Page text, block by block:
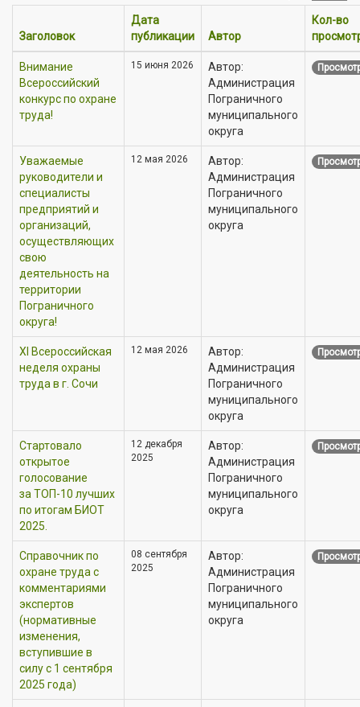
Заголовок
Дата
публикации
Автор
Кол-во
Внимание
Всероссийский
конкурс по охране
труда!
15 июня 2026
Автор:
Администрация
Пограничного
муниципального
округа
Уважаемые
руководители и
специалисты
предприятий и
организаций,
осуществляющих
свою
деятельность на
территории
Пограничного
округа!
12 мая 2026
Автор:
Администрация
Пограничного
муниципального
округа
XI Всероссийская
неделя охраны
труда в г. Сочи
12 мая 2026
Автор:
Администрация
Пограничного
муниципального
округа
Стартовало
открытое
голосование
за ТОП-10 лучших
по итогам БИОТ
2025.
12 декабря
2025
Автор:
Администрация
Пограничного
муниципального
округа
Справочник по
охране труда с
комментариями
экспертов
(нормативные
изменения,
вступившие в
силу с 1 сентября
2025 года)
08 сентября
2025
Автор:
Администрация
Пограничного
муниципального
округа